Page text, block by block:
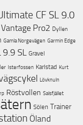
CF SL 9.0
Pro2 Dyllen
Gamla Norgevägen Garmin Edge
9.9 SL Gravel
Isterfossen Karlstad Kurt
Lövknuln
Röstvollen Salsfjället
Sölen Trainer
Öland